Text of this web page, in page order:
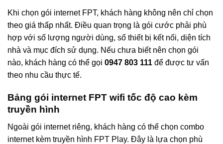
Khi chọn gói internet FPT, khách hàng không nên chỉ chọn
theo giá thấp nhất. Điều quan trọng là gói cước phải phù
hợp với số lượng người dùng, số thiết bị kết nối, diện tích
nhà và mục đích sử dụng. Nếu chưa biết nên chọn gói
nào, khách hàng có thể gọi 0947 803 111 để được tư vấn
theo nhu cầu thực tế.
Bảng gói internet FPT wifi tốc độ cao kèm
truyền hình
Ngoài gói internet riêng, khách hàng có thể chọn combo
internet kèm truyền hình FPT Play. Đây là lựa chọn phù